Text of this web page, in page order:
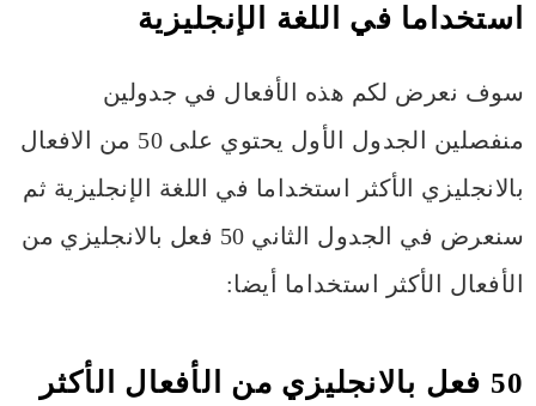
استخداما في اللغة الإنجليزية
سوف نعرض لكم هذه الأفعال في جدولين
منفصلين الجدول الأول يحتوي على 50 من الافعال
بالانجليزي الأكثر استخداما في اللغة الإنجليزية ثم
سنعرض في الجدول الثاني 50 فعل بالانجليزي من
الأفعال الأكثر استخداما أيضا:
50 فعل بالانجليزي من الأفعال الأكثر